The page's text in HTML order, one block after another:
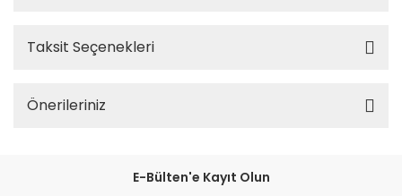
Taksit Seçenekleri
Önerileriniz
E-Bülten'e Kayıt Olun